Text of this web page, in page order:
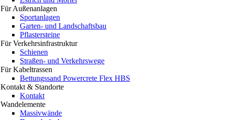
Für Außenanlagen
Sportanlagen
Garten- und Landschaftsbau
Pflastersteine
Für Verkehrsinfrastruktur
Schienen
Straßen- und Verkehrswege
Für Kabeltrassen
Bettungssand Powercrete Flex HBS
Kontakt & Standorte
Kontakt
Wandelemente
Massivwände